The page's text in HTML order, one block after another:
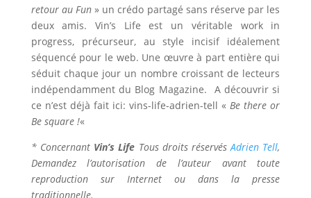
retour au Fun » un crédo partagé sans réserve par les
deux amis. Vin’s Life est un véritable work in
progress, précurseur, au style incisif idéalement
séquencé pour le web. Une œuvre à part entière qui
séduit chaque jour un nombre croissant de lecteurs
indépendamment du Blog Magazine. A découvrir si
ce n’est déjà fait ici: vins-life-adrien-tell «Be there or
Be square !«
* ConcernantVin’s Life Tous droits réservésAdrien Tell,
Demandez l’autorisation de l’auteur avant toute
reproduction sur Internet ou dans la presse
traditionnelle.